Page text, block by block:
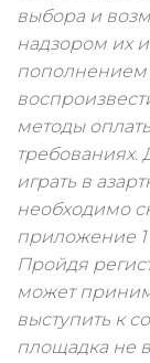
выбора и
надзором их
пополнением
методы
требованиях.
играть в
необходимо
приложение
Пройдя
может
выступить к
площадка не